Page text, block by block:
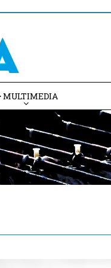
MULTIMEDIA